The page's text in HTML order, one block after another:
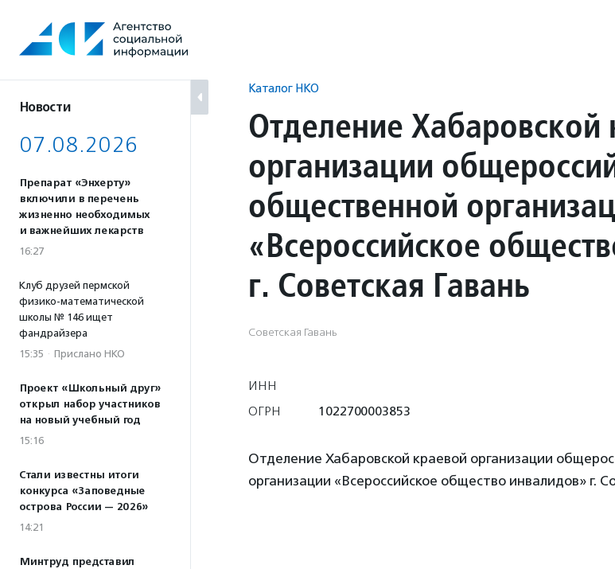
содержанию
Новости
07.08.2026
Препарат «Энхерту»
включили в перечень
жизненно необходимых
и важнейших лекарств
16:27
Клуб друзей пермской
физико-математической
школы № 146 ищет
фандрайзера
15:35 · Прислано НКО
Проект «Школьный друг»
открыл набор участников
на новый учебный год
15:16
Стали известны итоги
конкурса «Заповедные
острова России — 2026»
14:21
Минтруд представил
Каталог НКО
Отделение Хабаровской
организации
общественной
«Всероссийское
г. Советская Гавань
Советская Гавань
ИНН
ОГРН
1022700003853
Отделение Хабаровской краевой организации
организации «Всероссийское общество инвалидов» г.